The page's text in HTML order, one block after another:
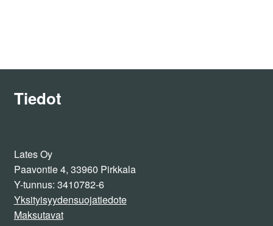
Tiedot
Lates Oy
Paavontie 4, 33960 Pirkkala
Y-tunnus: 3410782-6
Yksityisyydensuojatiedote
Maksutavat